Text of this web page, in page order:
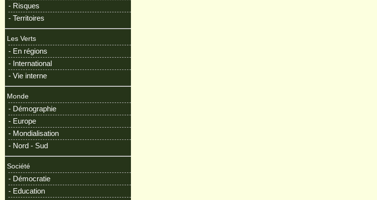
- Risques
- Territoires
Les Verts
- En régions
- International
- Vie interne
Monde
- Démographie
- Europe
- Mondialisation
- Nord - Sud
Société
- Démocratie
- Education